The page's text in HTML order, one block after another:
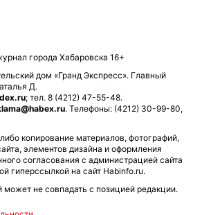
города Хабаровска 16+
дом «Гранд Экспресс». Главный
Д.
; тел. 8 (4212) 47-55-48.
. Телефоны: (4212) 30-99-80,
копирование материалов, фотографий,
элементов дизайна и оформления
согласования с администрацией сайта
гиперссылкой на сайт Habinfo.ru.
может не совпадать с позицией редакции.